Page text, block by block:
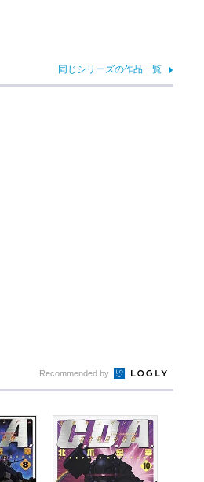
同じシリーズの作品一覧
Recommended by